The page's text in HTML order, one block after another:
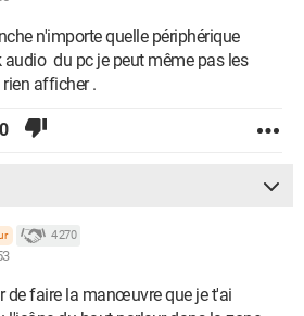
n'importe quelle périphérique
audio du pc je peut même pas les
afficher .
0
4 270
de faire la manœuvre que je t'ai